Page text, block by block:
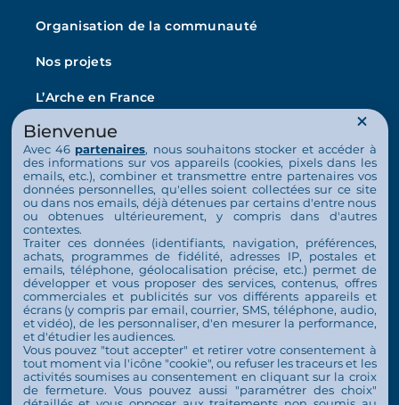
Organisation de la communauté
Nos projets
L’Arche en France
La vie au quotidien
Nos activités
Actualités
Nous soutenir
S’engager
Nous soutenir
Contact
Espace Presse
Bienvenue
Avec 46 partenaires, nous souhaitons stocker et accéder à
des informations sur vos appareils (cookies, pixels dans les
emails, etc.), combiner et transmettre entre partenaires vos
données personnelles, qu'elles soient collectées sur ce site
ou dans nos emails, déjà détenues par certains d'entre nous
ou obtenues ultérieurement, y compris dans d'autres
contextes.
Traiter ces données (identifiants, navigation, préférences,
achats, programmes de fidélité, adresses IP, postales et
emails, téléphone, géolocalisation précise, etc.) permet de
développer et vous proposer des services, contenus, offres
commerciales et publicités sur vos différents appareils et
écrans (y compris par email, courrier, SMS, téléphone, audio,
et vidéo), de les personnaliser, d'en mesurer la performance,
et d'étudier les audiences.
Vous pouvez "tout accepter" et retirer votre consentement à
tout moment via l'icône "cookie", ou refuser les traceurs et les
activités soumises au consentement en cliquant sur la croix
de fermeture. Vous pouvez aussi "paramétrer des choix"